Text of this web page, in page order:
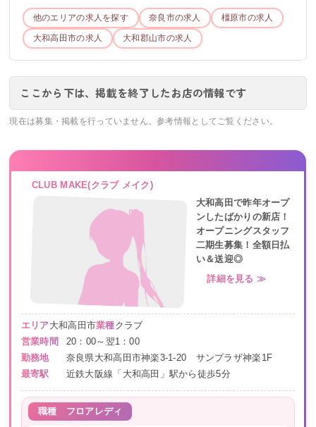
他のエリアの求人を探す 奈良市の求人 橿原市の求人
大和高田市の求人 大和郡山市の求人
ここから下は、掲載を終了したお店の情報です
現在は募集・掲載を行っていません。参考情報としてご覧ください。
CLUB MAKE(クラブ メイク)
大和高田で昨年オープ
ンしたばかりの新店！
オープニングスタッフ
二期生募集！全額日払
い＆送迎◎
詳細を見る ≫
エリア大和高田市業種クラブ
営業時間
20：00～翌1：00
勤務地
奈良県大和高田市神楽3-1-20 サンプラザ神楽1F
最寄駅
近鉄大阪線「大和高田」駅から徒歩5分
職種 フロアレディ